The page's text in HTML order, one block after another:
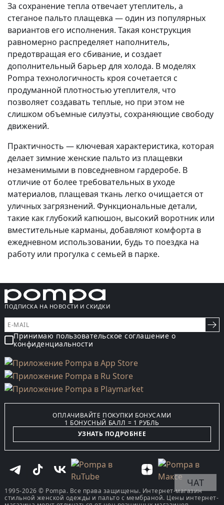
За сохранение тепла отвечает утеплитель, а
стеганое пальто плащевка — один из популярных
вариантов его исполнения. Такая конструкция
равномерно распределяет наполнитель,
предотвращая его сбивание, и создает
дополнительный барьер для холода. В моделях
Pompa технологичность кроя сочетается с
продуманной плотностью утеплителя, что
позволяет создавать теплые, но при этом не
слишком объемные силуэты, сохраняющие свободу
движений.
Практичность — ключевая характеристика, которая
делает зимние женские пальто из плащевки
незаменимыми в повседневном гардеробе. В
отличие от более требовательных в уходе
материалов, плащевая ткань легко очищается от
уличных загрязнений. Функциональные детали,
такие как глубокий капюшон, высокий воротник или
вместительные карманы, добавляют комфорта в
ежедневном использовании, будь то поездка на
работу или прогулка с семьей в парке.
ПОДПИСКА НА НОВОСТИ И СКИДКИ
Принимаю пользовательское соглашение о
конфиденциальности
ОПЛАЧИВАЙТЕ ПОКУПКИ БОНУСАМИ
1 БОНУСНЫЙ БАЛЛ = 1 РУБЛЬ
УЗНАТЬ ПОДРОБНЕЕ
1995-2026 © Pompa. Все права защищены. Интернет-магазин
стильной женской одежды и пальто с мембраной. Цены интернет-
ЧАТ